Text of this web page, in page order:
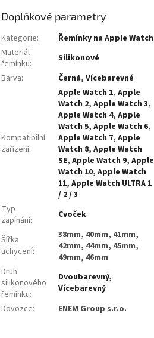
Doplňkové parametry
Kategorie:
Řemínky na Apple Watch
Materiál
řemínku:
Silikonové
Barva: Černá,Vícebarevné
Kompatibilní
zařízení:
Apple Watch 1,Apple
Watch 2,Apple Watch 3,
Apple Watch 4,Apple
Watch 5,Apple Watch 6,
Apple Watch 7,Apple
Watch 8,Apple Watch
SE,Apple Watch 9,Apple
Watch 10,Apple Watch
11,Apple Watch ULTRA 1
/ 2 / 3
Typ
zapínání: Cvoček
Šířka
uchycení:
38mm, 40mm, 41mm,
42mm, 44mm, 45mm,
49mm, 46mm
Druh
silikonového
řemínku:
Dvoubarevný,
Vícebarevný
Dovozce: ENEM Group s.r.o.